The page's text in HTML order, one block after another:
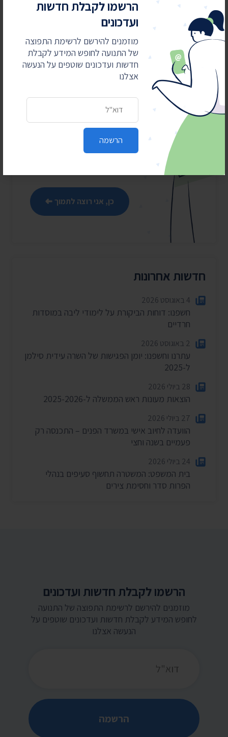
הרשמו לקבלת חדשות
ועדכונים
מוזמנים להירשם לרשימת התפוצה
של התנועה לחופש המידע לקבלת
חדשות ועדכונים שוטפים על הנעשה
אצלנו
הרשמה
1
2
4
5
6
7
מאבקים משפטיים
עולים כסף
את מהפכת השקיפות ומחזירה
את המידע לציבור. כדי שנוכל
להמשיך אנחנו זקוקים
כן, אני רוצה לתמוך
חדשות אחרונות
4 באוגוסט 2026
חשפנו: דוחות הביקורת על לימודי ליבה במוסדות
חרדיים
2 באוגוסט 2026
עתרנו וחשפנו: יומן הפגישות של השרה עידית סילמן
ל-2025
28 ביולי 2026
הוצאות מעונות ראש הממשלה ל-2025-2026
27 ביולי 2026
הוועדה לחיוב אישי במשרד הפנים – התכנסה רק
פעמיים בשנה וחצי
24 ביולי 2026
בית המשפט: המשטרה תחשוף סעיפים בנהלי
הפרות סדר וחסימת צירים
הרשמו לקבלת חדשות ועדכונים
מוזמנים להירשם לרשימת התפוצה של התנועה
לחופש המידע לקבלת חדשות ועדכונים שוטפים על
הנעשה אצלנו
הרשמה